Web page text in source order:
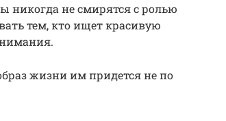
никогда не смирятся с ролью
тем, кто ищет красивую
жизни им придется не по